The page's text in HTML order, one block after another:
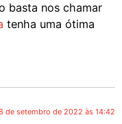
basta nos chamar
tenha uma ótima
de setembro de 2022 às 14:42